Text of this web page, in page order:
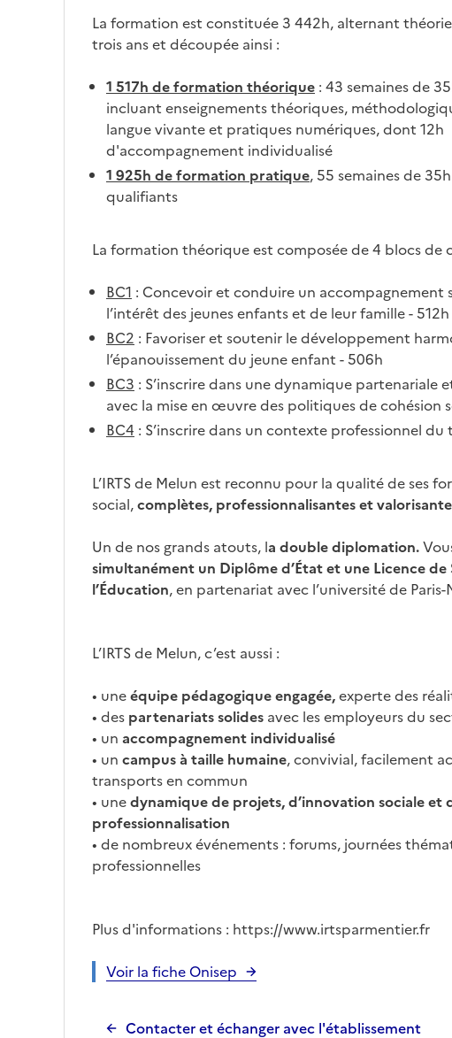
La formation est constituée 3 442h, alternant
trois ans et découpée ainsi :
1 517h de formation théorique : 43 semaines de
incluant enseignements théoriques,
langue vivante et pratiques numériques, dont 12h
d'accompagnement individualisé
1 925h de formation pratique, 55 semaines de
qualifiants
La formation théorique est composée de 4 blocs de
BC1 : Concevoir et conduire un accompagnement
l’intérêt des jeunes enfants et de leur famille - 512h
BC2 : Favoriser et soutenir le développement
l’épanouissement du jeune enfant - 506h
BC3 : S’inscrire dans une dynamique partenariale
avec la mise en œuvre des politiques de cohésion
BC4 : S’inscrire dans un contexte professionnel du
L’IRTS de Melun est reconnu pour la qualité de ses
social,complètes, professionnalisantes et
Un de nos grands atouts, la double diplomation.
simultanément un Diplôme d’Étatet une Licence de
l’Éducation, en partenariat avec l’université de
L’IRTS de Melun, c’est aussi :
• uneéquipe pédagogique engagée,experte des
• des partenariats solides avec les employeurs du
• un accompagnement individualisé
• un campus à taille humaine, convivial, facilement
transports en commun
• unedynamique de projets, d’innovation sociale et
professionnalisation
• de nombreux événements : forums, journées
professionnelles
Plus d'informations : https://www.irtsparmentier.fr
Voir la fiche Onisep
Contacter et échanger avec l'établissement